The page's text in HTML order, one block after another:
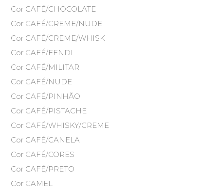
Cor CAFÉ/CHOCOLATE
Cor CAFÉ/CREME/NUDE
Cor CAFÉ/CREME/WHISK
Cor CAFÉ/FENDI
Cor CAFÉ/MILITAR
Cor CAFÉ/NUDE
Cor CAFÉ/PINHÃO
Cor CAFÉ/PISTACHE
Cor CAFÉ/WHISKY/CREME
Cor CAFÉ/CANELA
Cor CAFÉ/CORES
Cor CAFÉ/PRETO
Cor CAMEL